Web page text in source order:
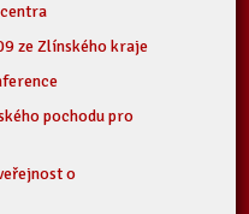
ze Zlínského kraje
pochodu pro
o